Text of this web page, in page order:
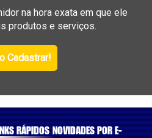
na hora exata em que ele
produtos e serviços.
Cadastrar!
RÁPIDOS NOVIDADES POR E-